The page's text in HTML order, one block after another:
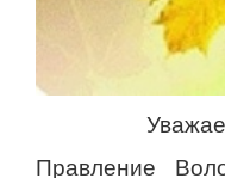
Правление